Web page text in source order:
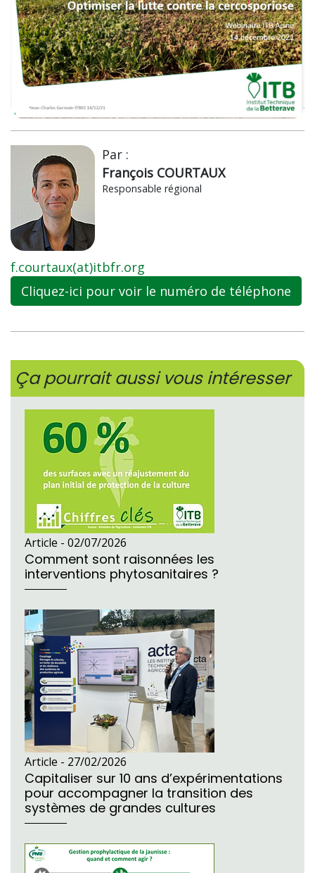
Par :
François COURTAUX
Responsable régional
f.courtaux(at)itbfr.org
Cliquez-ici pour voir le numéro de téléphone
Ça pourrait aussi vous intéresser
Article - 02/07/2026
Comment sont raisonnées les
interventions phytosanitaires ?
Article - 27/02/2026
Capitaliser sur 10 ans d’expérimentations
pour accompagner la transition des
systèmes de grandes cultures